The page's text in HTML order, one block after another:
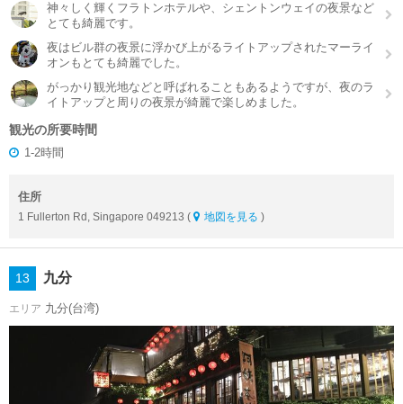
神々しく輝くフラトンホテルや、シェントンウェイの夜景など
とても綺麗です。
夜はビル群の夜景に浮かび上がるライトアップされたマーライ
オンもとても綺麗でした。
がっかり観光地などと呼ばれることもあるようですが、夜のラ
イトアップと周りの夜景が綺麗で楽しめました。
観光の所要時間
1-2時間
住所
1 Fullerton Rd, Singapore 049213 ( 地図を見る )
13 九分
エリア 九分(台湾)